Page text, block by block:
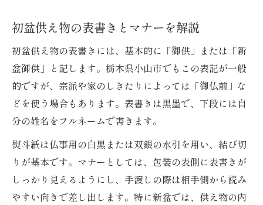
初盆供え物の表書きとマナーを解説
初盆供え物の表書きには、基本的に「御供」または「新
盆御供」と記します。栃木県小山市でもこの表記が一般
的ですが、宗派や家のしきたりによっては「御仏前」な
どを使う場合もあります。表書きは黒墨で、下段には自
分の姓名をフルネームで書きます。
熨斗紙は仏事用の白黒または双銀の水引を用い、結び切
りが基本です。マナーとしては、包装の表側に表書きが
しっかり見えるようにし、手渡しの際は相手側から読み
やすい向きで差し出します。特に新盆では、供え物の内